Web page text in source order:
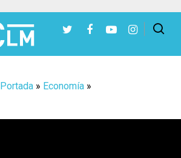
Portada» Economía»